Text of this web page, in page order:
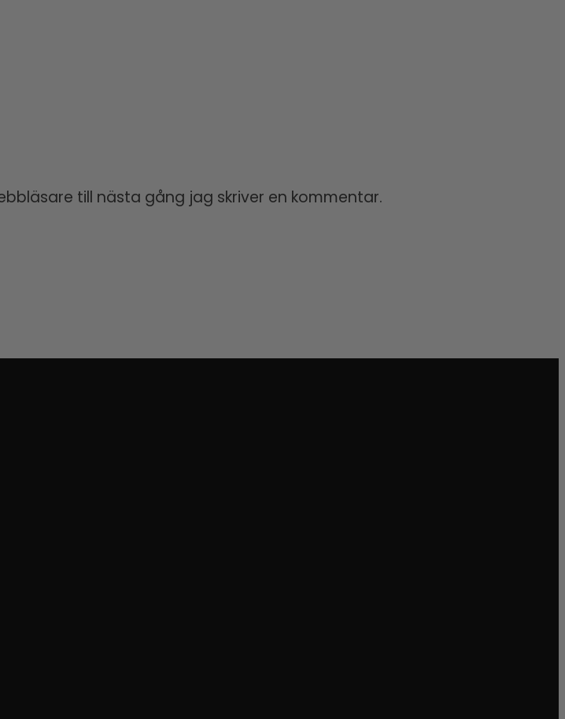
till nästa gång jag skriver en kommentar.